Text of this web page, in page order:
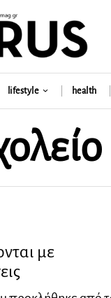
lifestyle health
με